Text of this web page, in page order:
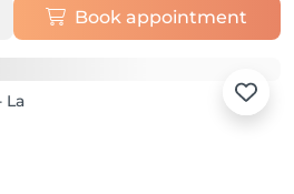
Book appointment